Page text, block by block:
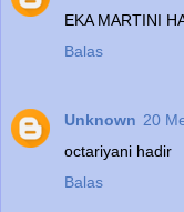
EKA MARTINI
Balas
Unknown 20
octariyani hadir
Balas